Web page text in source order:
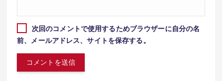
次回のコメントで使用するためブラウザーに自分の名
前、メールアドレス、サイトを保存する。